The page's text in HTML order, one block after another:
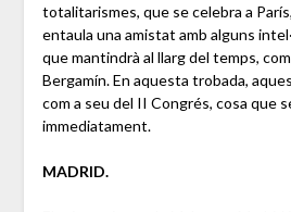
totalitarismes, que se celebra a
entaula una amistat amb alguns
que mantindrà al llarg del temps,
Bergamín. En aquesta trobada,
com a seu del II Congrés, cosa que
immediatament.
MADRID.